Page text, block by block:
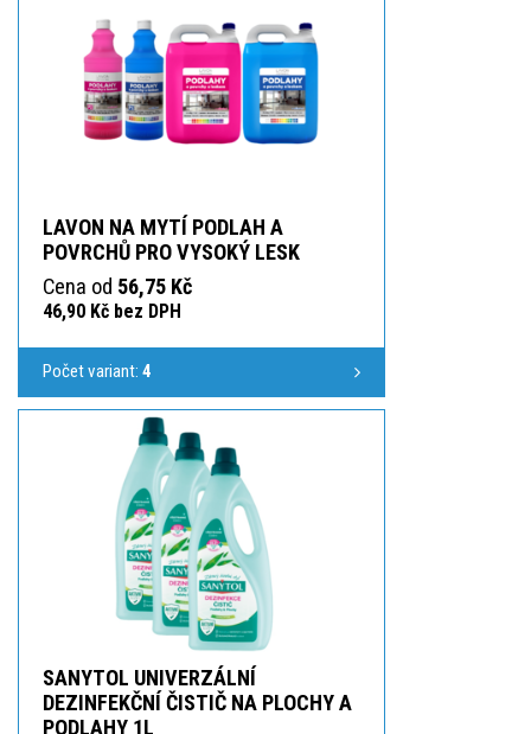
LAVON NA MYTÍ PODLAH A
POVRCHŮ PRO VYSOKÝ LESK
Cena od 56,75 Kč
46,90 Kč bez DPH
Počet variant: 4
SANYTOL UNIVERZÁLNÍ
DEZINFEKČNÍ ČISTIČ NA PLOCHY A
PODLAHY 1L